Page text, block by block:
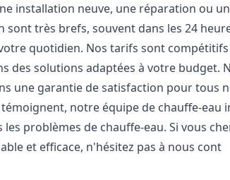
installation neuve, une réparation ou
très brefs, souvent dans les 24
quotidien. Nos tarifs sont
des solutions adaptées à votre budget.
une garantie de satisfaction pour tous
témoignent, notre équipe de chauffe-eau
problèmes de chauffe-eau. Si vous
et efficace, n'hésitez pas à nous cont